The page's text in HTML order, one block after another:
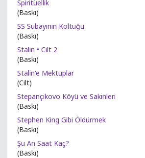
Spiritüellik
(Baskı)
SS Subayının Koltuğu
(Baskı)
Stalin • Cilt 2
(Baskı)
Stalin'e Mektuplar
(Cilt)
Stepançikovo Köyü ve Sakinleri
(Baskı)
Stephen King Gibi Öldürmek
(Baskı)
Şu An Saat Kaç?
(Baskı)